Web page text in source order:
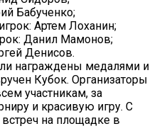
Бабученко;
Артем Лоханин;
Данил Мамонов;
Денисов.
награждены медалями и
Кубок. Организаторы
участникам, за
и красивую игру. С
на площадке в